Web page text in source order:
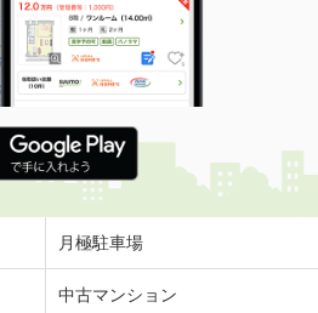
月極駐車場
中古マンション